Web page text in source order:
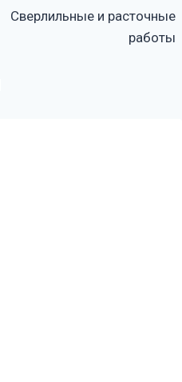
Сверлильные и расточные
работы